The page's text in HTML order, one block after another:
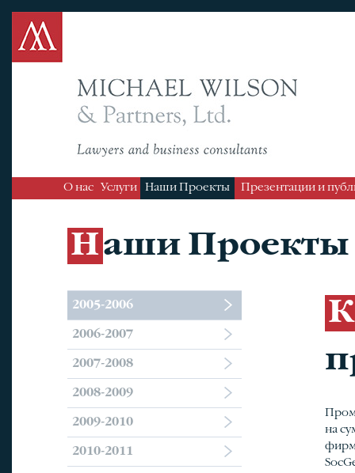
О нас Услуги Наши Проекты Презентации и
Наши Проекты
2005-2006
2006-2007
2007-2008
2008-2009
2009-2010
2010-2011
Кашаганский
на